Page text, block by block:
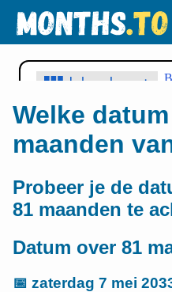
Welke
maanden
Probeer je de
81 maanden te
Datum over 81
📅 zaterdag 7 mei